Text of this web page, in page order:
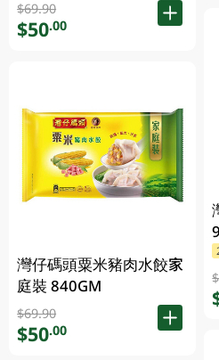
$69.90
$50.00
灣仔碼頭粟米豬肉水餃家
庭裝 840GM
$69.90
$50.00